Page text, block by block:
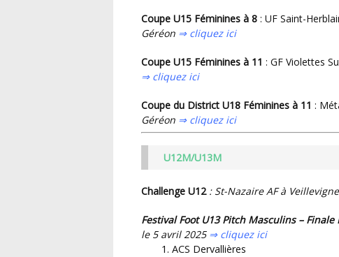
Coupe U15 Féminines à 8 : UF Saint-
Géréon ⇒ cliquez ici
Coupe U15 Féminines à 11 : GF Violettes
⇒ cliquez ici
Coupe du District U18 Féminines à 11 :
Géréon ⇒ cliquez ici
U12M/U13M
Challenge U12 : St-Nazaire AF à Veillevigne
Festival Foot U13 Pitch Masculins –
le 5 avril 2025 ⇒ cliquez ici
ACS Dervallières